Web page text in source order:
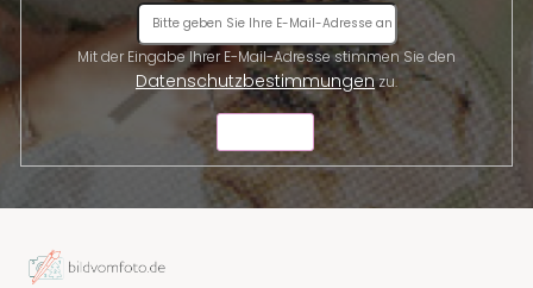
Datenschutzbestimmungenzu.